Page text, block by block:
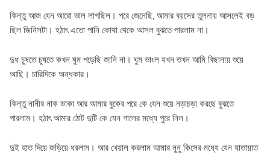
কিন্তু আজ যেন আরো ভাল লাগছিল। পরে জেনেছি, আমার বয়সের তুলনায় আসলেই বড়
ছিল জিনিসটা। হঠাৎ এতো পানি কোথা থেকে আসল বুঝতে পারলাম না।
দুধ চুষতে চুষতে কখন ঘুম পড়েছি জানি না। ঘুম ভাংল যখন তখন আমি বিছানায় শুয়ে
আছি। চারিদিকে অন্ধকার।
কিন্তু নানীর নাক ডাকা আর আমার বুকের পরে কে যেন শুয়ে নড়াচড়া করছে বুঝতে
পারলাম। হঠাৎ আমার ঠোট দুটি কে যেন গালের মধ্যে পুরে নিল।
দুই হাত দিয়ে জড়িয়ে ধরলাম। আর খেয়াল করলাম আমার নুনু কিসের মধ্যে যেন যাতায়াত